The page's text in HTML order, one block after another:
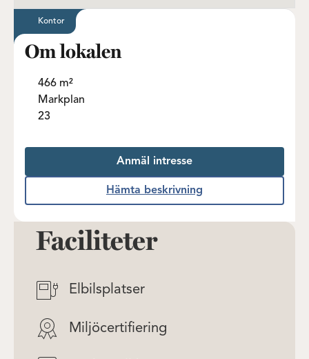
Kontor
Om lokalen
466 m²
Markplan
23
Anmäl intresse
Hämta beskrivning
Faciliteter
Elbilsplatser
Miljöcertifiering